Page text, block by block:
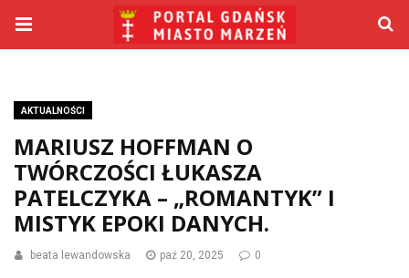
AKTUALNOŚCI
MARIUSZ HOFFMAN O
TWÓRCZOŚCI ŁUKASZA
PATELCZYKA – „ROMANTYK” I
MISTYK EPOKI DANYCH.
beata lewandowska paź 20, 2025 0